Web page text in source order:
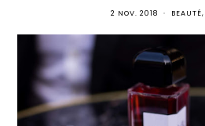
2 NOV. 2018 • BEAUTÉ,